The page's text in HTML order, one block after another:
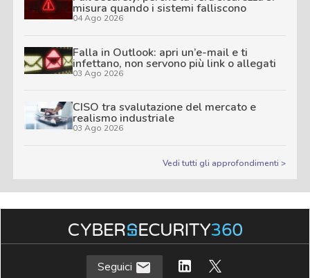
misura quando i sistemi falliscono
04 Ago 2026
Falla in Outlook: apri un’e-mail e ti
infettano, non servono più link o allegati
03 Ago 2026
CISO tra svalutazione del mercato e
realismo industriale
03 Ago 2026
Vedi tutti gli approfondimenti >
Seguici